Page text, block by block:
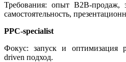
Требования: опыт B2B-продаж,
самостоятельность,
PPC-specialist
Фокус: запуск и оптимизация
driven подход.